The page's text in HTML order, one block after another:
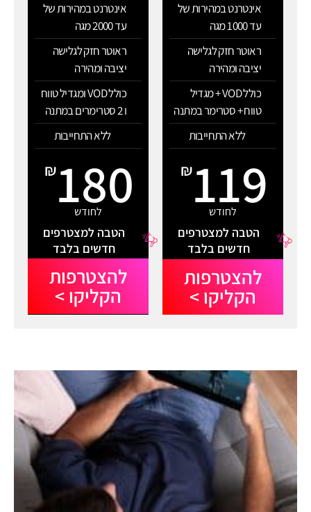
אינטרנט במהירות של
עד 1000 מגה
ראוטר חזק לגלישה
יציבה ומהירה
כולל VOD + מגדיל
טווח + סטרימר במתנה
ללא התחייבות
₪119
לחודש
הטבה למצטרפים
חדשים בלבד
להצטרפות
הקליקו >
אינטרנט במהירות של
עד 2000 מגה
ראוטר חזק לגלישה
יציבה ומהירה
כולל VOD ומגדיל טווח
ו 2 סטרימרים במתנה
ללא התחייבות
₪180
לחודש
הטבה למצטרפים
חדשים בלבד
להצטרפות
הקליקו >